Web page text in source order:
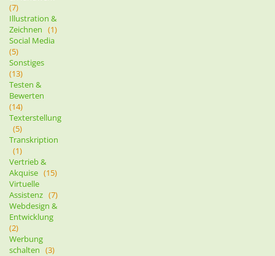
(7)
Illustration &
Zeichnen (1)
Social Media
(5)
Sonstiges
(13)
Testen &
Bewerten
(14)
Texterstellung
(5)
Transkription
(1)
Vertrieb &
Akquise (15)
Virtuelle
Assistenz (7)
Webdesign &
Entwicklung
(2)
Werbung
schalten (3)